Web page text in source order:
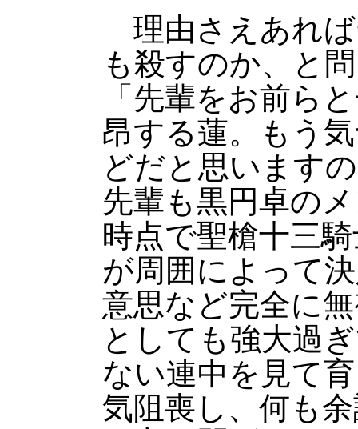
理由さえあれ
も殺すのか、と
「先輩をお前ら
昂する蓮。もう
どだと思います
先輩も黒円卓の
時点で聖槍十三
が周囲によって
意思など完全に
としても強大過
ない連中を見て
気阻喪し、何も